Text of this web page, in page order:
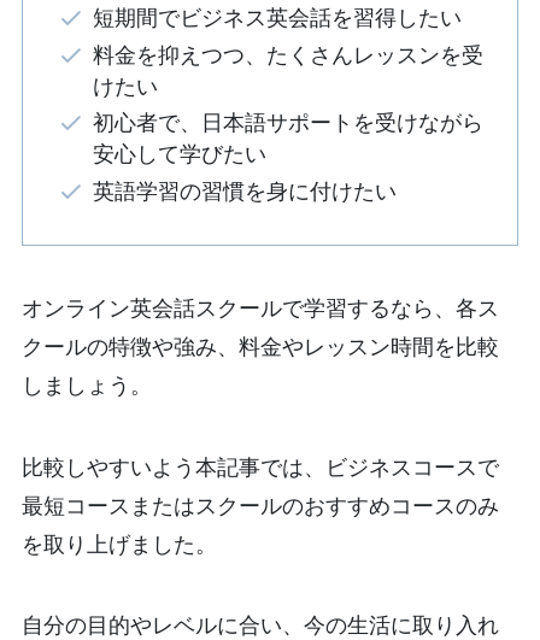
短期間でビジネス英会話を習得したい
料金を抑えつつ、たくさんレッスンを受
けたい
初心者で、日本語サポートを受けながら
安心して学びたい
英語学習の習慣を身に付けたい
オンライン英会話スクールで学習するなら、各ス
クールの特徴や強み、料金やレッスン時間を比較
しましょう。
比較しやすいよう本記事では、ビジネスコースで
最短コースまたはスクールのおすすめコースのみ
を取り上げました。
自分の目的やレベルに合い、今の生活に取り入れ